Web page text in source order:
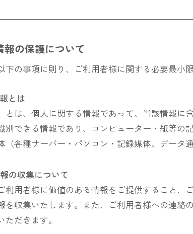
報の保護について
下の事項に則り、ご利用者様に関する必要最小
とは
とは、個人に関する情報であって、当該情報
別できる情報であり、コンピューター・紙等
（各種サーバー・パソコン・記録媒体、データ
の収集について
利用者様に価値のある情報をご提供すること
を収集いたします。また、ご利用者様への連絡
だきます。